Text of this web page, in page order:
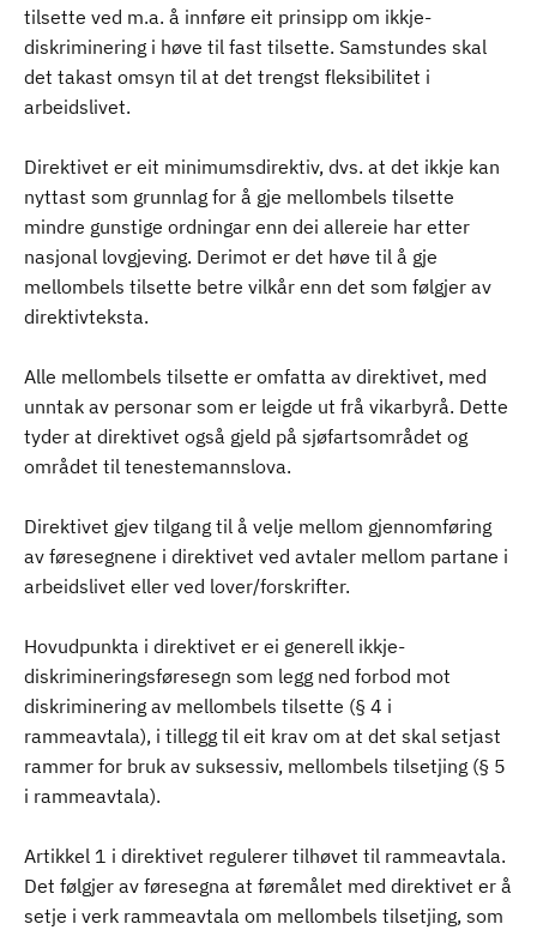
tilsette ved m.a. å innføre eit prinsipp om ikkje-
diskriminering i høve til fast tilsette. Samstundes skal
det takast omsyn til at det trengst fleksibilitet i
arbeidslivet.
Direktivet er eit minimumsdirektiv, dvs. at det ikkje kan
nyttast som grunnlag for å gje mellombels tilsette
mindre gunstige ordningar enn dei allereie har etter
nasjonal lovgjeving. Derimot er det høve til å gje
mellombels tilsette betre vilkår enn det som følgjer av
direktivteksta.
Alle mellombels tilsette er omfatta av direktivet, med
unntak av personar som er leigde ut frå vikarbyrå. Dette
tyder at direktivet også gjeld på sjøfartsområdet og
området til tenestemannslova.
Direktivet gjev tilgang til å velje mellom gjennomføring
av føresegnene i direktivet ved avtaler mellom partane i
arbeidslivet eller ved lover/forskrifter.
Hovudpunkta i direktivet er ei generell ikkje-
diskrimineringsføresegn som legg ned forbod mot
diskriminering av mellombels tilsette (§ 4 i
rammeavtala), i tillegg til eit krav om at det skal setjast
rammer for bruk av suksessiv, mellombels tilsetjing (§ 5
i rammeavtala).
Artikkel 1 i direktivet regulerer tilhøvet til rammeavtala.
Det følgjer av føresegna at føremålet med direktivet er å
setje i verk rammeavtala om mellombels tilsetjing, som